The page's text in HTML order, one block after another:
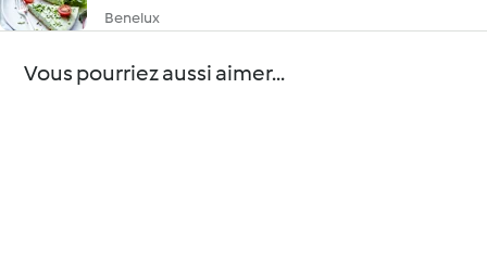
Benelux
Vous pourriez aussi aimer...